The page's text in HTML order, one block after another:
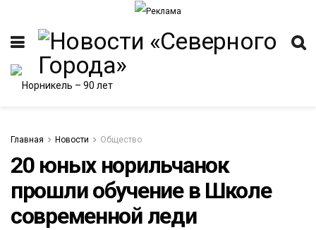
Главная Новости Общество
20 юных норильчанок
прошли обучение в Школе
современной леди